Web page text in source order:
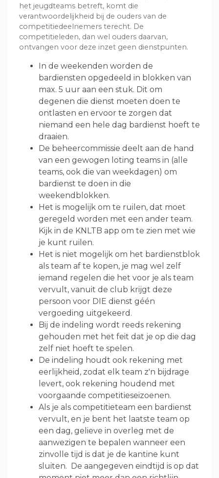
het jeugdteams betreft, komt die
verantwoordelijkheid bij de ouders van de
competitiedeelnemers terecht. De
competitieleden, dan wel ouders daarvan,
ontvangen voor deze inzet geen dienstpunten.
In de weekenden worden de
bardiensten opgedeeld in blokken van
max. 5 uur aan een stuk. Dit om
degenen die dienst moeten doen te
ontlasten en ervoor te zorgen dat
niemand een hele dag bardienst hoeft te
draaien.
De beheercommissie deelt aan de hand
van een gewogen loting teams in (alle
teams, ook die van weekdagen) om
bardienst te doen in die
weekendblokken.
Het is mogelijk om te ruilen, dat moet
geregeld worden met een ander team.
Kijk in de KNLTB app om te zien met wie
je kunt ruilen.
Het is niet mogelijk om het bardienstblok
als team af te kopen, je mag wel zelf
iemand regelen die het voor je als team
vervult, vanuit de club krijgt deze
persoon voor DIE dienst géén
vergoeding uitgekeerd.
Bij de indeling wordt reeds rekening
gehouden met het feit dat je op die dag
zelf niet hoeft te spelen.
De indeling houdt ook rekening met
eerlijkheid, zodat elk team z'n bijdrage
levert, ook rekening houdend met
voorgaande competitieseizoenen.
Als je als competitieteam een bardienst
vervult, en je bent het laatste team op
een dag, gelieve in overleg met de
aanwezigen te bepalen wanneer een
zinvolle tijd is dat je de kantine kunt
sluiten. De aangegeven eindtijd is op dat